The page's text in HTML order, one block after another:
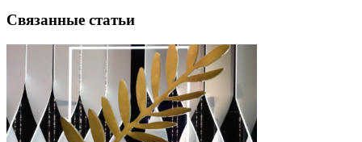
Связанные статьи